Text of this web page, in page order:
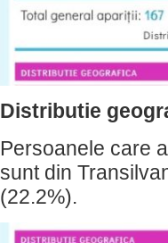
Distributie
Persoanele care
sunt din
(22.2%).